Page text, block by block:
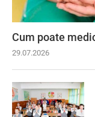
Cum poate
29.07.2026